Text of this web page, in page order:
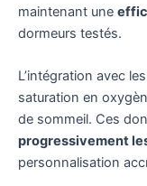
maintenant une
dormeurs testés.
L’intégration avec
saturation en
de sommeil. Ces
progressivement
personnalisation